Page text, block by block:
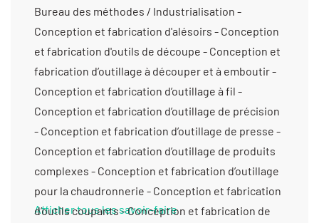
Afficher tous les savoir-faire